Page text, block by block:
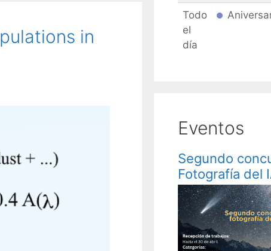
in
Todo
el
día
Eventos
Segundo
Fotografía del